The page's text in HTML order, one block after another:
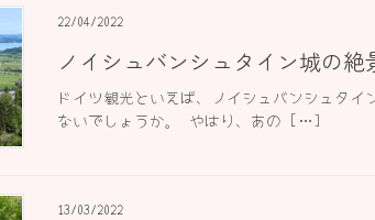
22/04/2022
ノイシュバンシュタイン城の絶
ドイツ観光といえば、ノイシュバンシュタ
ないでしょうか。 やはり、あの […]
13/03/2022